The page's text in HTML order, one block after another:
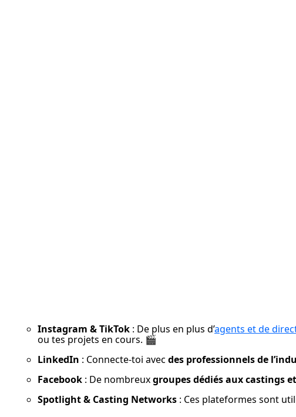
Instagram & TikTok : De plus en plus d’agents et de
ou tes projets en cours. 🎬
LinkedIn : Connecte-toi avec des professionnels de
Facebook : De nombreux groupes dédiés aux castings
Spotlight & Casting Networks : Ces plateformes sont